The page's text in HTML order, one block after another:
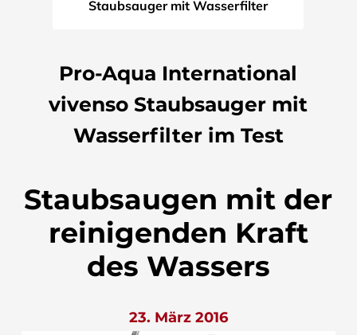
Staubsauger mit Wasserfilter
Pro-Aqua International
vivenso Staubsauger mit
Wasserfilter im Test
Staubsaugen mit der
reinigenden Kraft
des Wassers
23. März 2016